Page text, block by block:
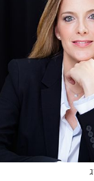
עוברים למאדים